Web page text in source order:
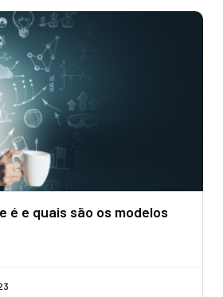
é e quais são os modelos